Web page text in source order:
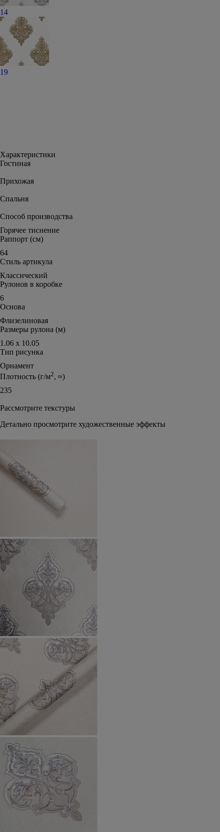
14
19
Характеристики
Гостиная
Прихожая
Спальня
Способ производства
Горячее тиснение
Раппорт (см)
64
Стиль артикула
Классический
Рулонов в коробке
6
Основа
Флизелиновая
Размеры рулона (м)
1.06 х 10.05
Тип рисунка
Орнамент
Плотность (г/м2, ≈)
235
Рассмотрите текстуры
Детально просмотрите художественные эффекты